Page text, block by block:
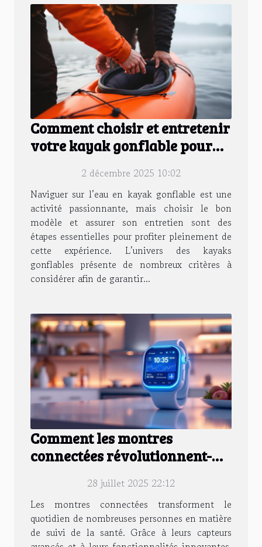
Comment choisir et entretenir
votre kayak gonflable pour
2 décembre 2025 10:02
Naviguer sur l’eau en kayak gonflable est une
activité passionnante, mais choisir le bon
modèle et assurer son entretien sont des
étapes essentielles pour profiter pleinement de
cette expérience. L’univers des kayaks
gonflables présente de nombreux critères à
considérer afin de garantir...
Comment les montres
connectées révolutionnent-
28 juillet 2025 22:12
Les montres connectées transforment le
quotidien de nombreuses personnes en matière
de suivi de la santé. Grâce à leurs capteurs